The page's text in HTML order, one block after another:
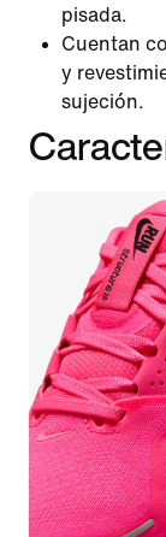
pisada.
Cuentan
y
sujeción.